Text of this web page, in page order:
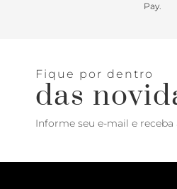
Pay.
Fique por dentro
das
Informe seu e-mail e receba